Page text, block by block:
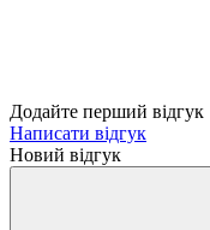
Додайте перший відгук
Написати відгук
Новий відгук